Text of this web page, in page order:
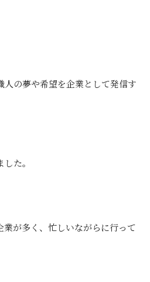
の夢や希望を企業として発信す
た。
が多く、忙しいながらに行って